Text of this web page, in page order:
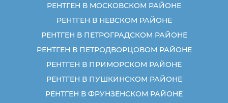
РЕНТГЕН В МОСКОВСКОМ РАЙОНЕ
РЕНТГЕН В НЕВСКОМ РАЙОНЕ
РЕНТГЕН В ПЕТРОГРАДСКОМ РАЙОНЕ
РЕНТГЕН В ПЕТРОДВОРЦОВОМ РАЙОНЕ
РЕНТГЕН В ПРИМОРСКОМ РАЙОНЕ
РЕНТГЕН В ПУШКИНСКОМ РАЙОНЕ
РЕНТГЕН В ФРУНЗЕНСКОМ РАЙОНЕ